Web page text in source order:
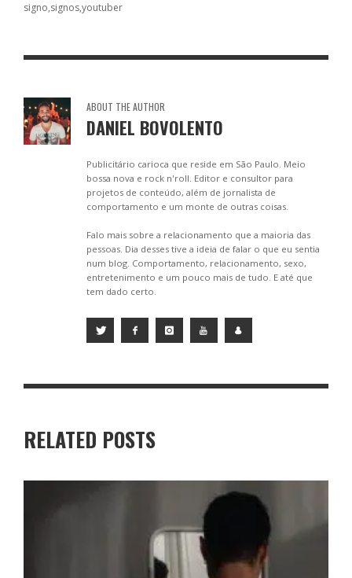
o g p
signo signosyoutuber
ABOUT THE AUTHOR
DANIEL BOVOLENTO
Publicitário carioca que reside em São Paulo. Meio
bossa nova e rock n'roll. Editor e consultor para
projetos de conteúdo, além de jornalista de
comportamento e um monte de outras coisas.
Falo mais sobre a relacionamento que a maioria das
pessoas. Dia desses tive a ideia de falar o que eu sentia
num blog. Comportamento, relacionamento, sexo,
entretenimento e um pouco mais de tudo. E até que
tem dado certo.
RELATED POSTS